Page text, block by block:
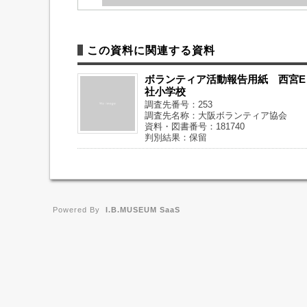
この資料に関連する資料
ボランティア活動報告用紙 西宮
社小学校
調査先番号：253
調査先名称：大阪ボランティア協会
資料・図書番号：181740
判別結果：保留
Powered By I.B.MUSEUM SaaS